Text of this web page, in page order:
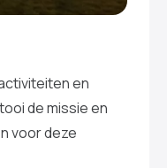
en
de missie en
voor deze